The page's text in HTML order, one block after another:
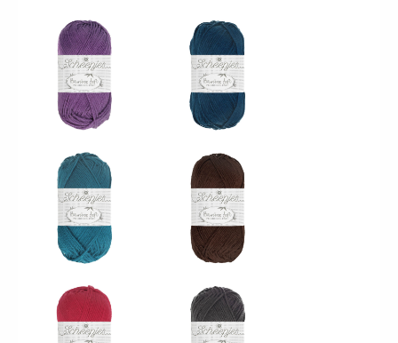
255 Celestial Blue 257 Smooth cocoa
262 Hot Berry
263 Smoky
Diamond